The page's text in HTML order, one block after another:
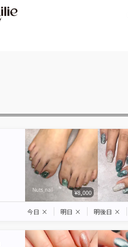
¥8,000
今日 × 明日 × 明後日 ×